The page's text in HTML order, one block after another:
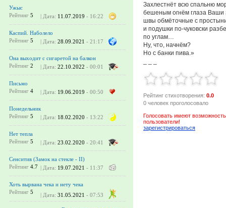
Ужыс
Рейтинг 5 | Дата: 11.07.2019 - 16:22
Каспий. Наболело
Рейтинг 5 | Дата: 28.09.2021 - 21:17
Она выходит с сигаретой на балкон
Рейтинг 2 | Дата: 22.10.2022 - 00:01
Письмо
Рейтинг 4 | Дата: 19.06.2019 - 00:50
Понедельник
Рейтинг 5 | Дата: 18.02.2020 - 13:22
Нет тепла
Рейтинг 5 | Дата: 23.02.2020 - 20:41
Сенситив (Замок на стекле - II)
Рейтинг 4.7 | Дата: 19.07.2021 - 11:37
Хоть вырвана чека и нету чека
Рейтинг 5 | Дата: 31.05.2021 - 07:53
Захлестнёт всю спальню
бешеным огнём глаза Ваши
швы обмёточные с
и подушки по-чуковски
по углам…
Ну, что, начнём?
Но с банки пива.»
Рейтинг стихотворения: 0.0
0 человек проголосовало
Голосовать имеют
пользователи!
зарегистрироваться